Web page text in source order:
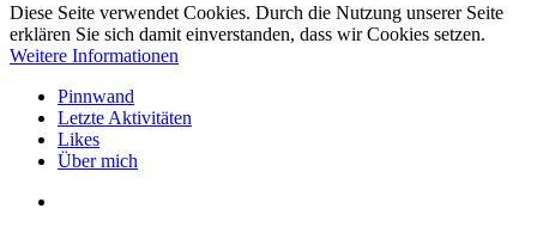
Diese Seite verwendet Cookies. Durch die Nutzung unserer Seite
erklären Sie sich damit einverstanden, dass wir Cookies setzen.
Weitere Informationen
Pinnwand
Letzte Aktivitäten
Likes
Über mich